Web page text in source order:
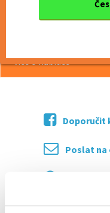
Pracovník/
více o nabídce >>
Doporučit
Poslat na